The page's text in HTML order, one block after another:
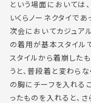
という場面においては
いくらノーネクタイで
次会においてカジュア
の着用が基本スタイル
スタイルから着崩した
うと、普段着と変わらな
の胸にチーフを入れる
ったものを入れると、